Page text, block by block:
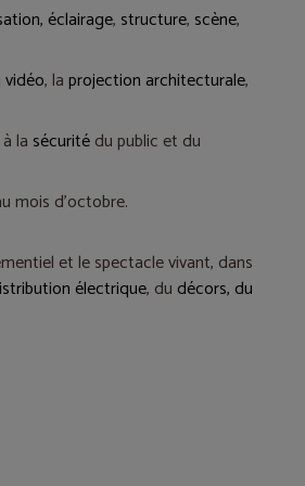
éclairage, structure, scène,
, laprojection architecturale,
la sécuritédu public et du
mois d'octobre.
et le spectacle vivant, dans
électrique, dudécors, du